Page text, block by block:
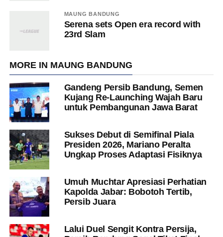
MAUNG BANDUNG
Serena sets Open era record with
23rd Slam
MORE IN MAUNG BANDUNG
Gandeng Persib Bandung, Semen
Kujang Re-Launching Wajah Baru
untuk Pembangunan Jawa Barat
Sukses Debut di Semifinal Piala
Presiden 2026, Mariano Peralta
Ungkap Proses Adaptasi Fisiknya
Umuh Muchtar Apresiasi Perhatian
Kapolda Jabar: Bobotoh Tertib,
Persib Juara
Lalui Duel Sengit Kontra Persija,